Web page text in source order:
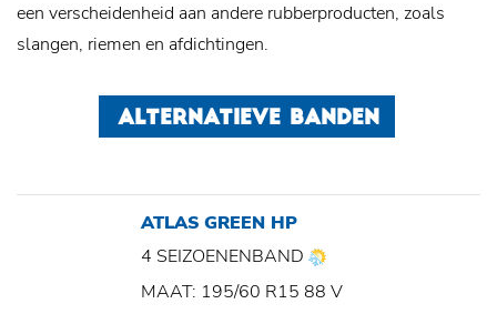
een verscheidenheid aan andere rubberproducten, zoals
slangen, riemen en afdichtingen.
ALTERNATIEVE BANDEN
ATLAS GREEN HP
4 SEIZOENENBAND
MAAT: 195/60 R15 88 V